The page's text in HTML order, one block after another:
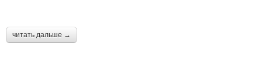
читать дальше →